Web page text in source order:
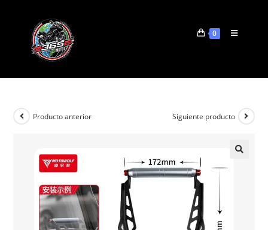
0
Producto anterior Siguiente producto